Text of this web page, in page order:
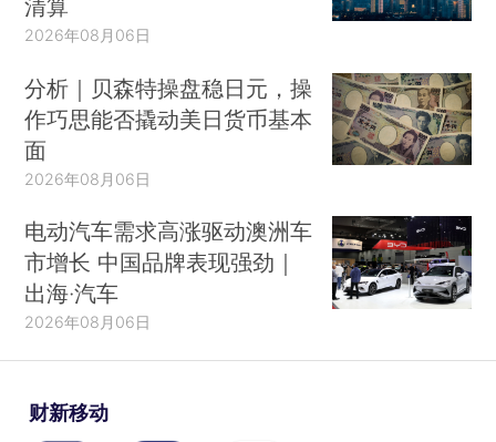
清算
2026年08月06日
分析｜贝森特操盘稳日元，操
作巧思能否撬动美日货币基本
面
2026年08月06日
电动汽车需求高涨驱动澳洲车
市增长 中国品牌表现强劲｜
出海·汽车
2026年08月06日
财新移动